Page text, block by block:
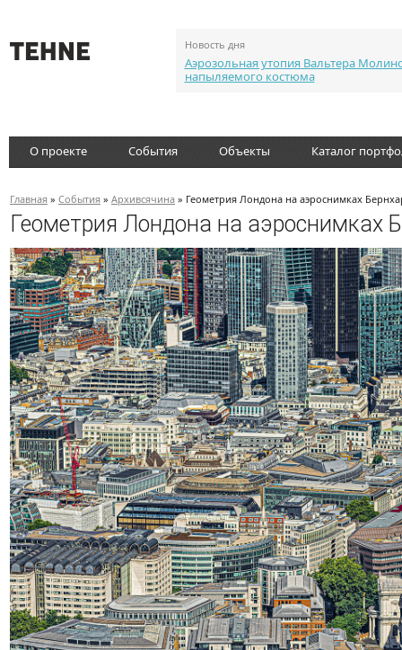
Новость дня
Аэрозольная утопия Вальтера
напыляемого костюма
О проекте События Объекты Каталог
Главная » События » Архивсячина » Геометрия Лондона на аэроснимках
Геометрия Лондона на аэроснимках